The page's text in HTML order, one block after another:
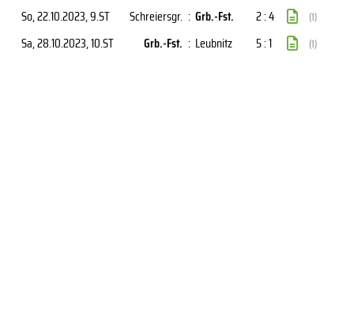
So, 22.10.2023, 9.ST Schreiersgr. : Grb.-Fst. 2 : 4 (1)
Sa, 28.10.2023, 10.ST Grb.-Fst. : Leubnitz 5 : 1 (1)